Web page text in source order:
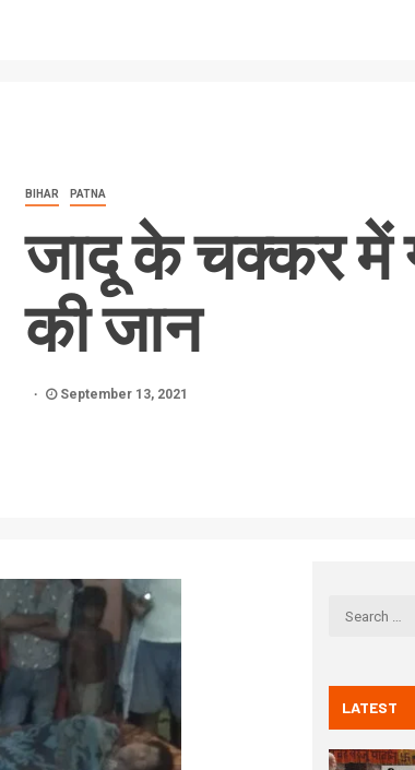
BIHAR PATNA
जादू के चक्कर में
की जान
September 13, 2021
LATEST